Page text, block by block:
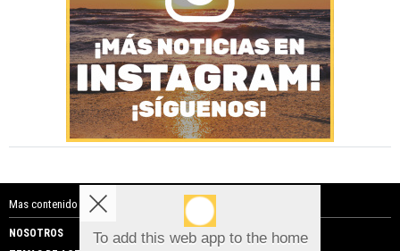
Mas contenido de Costa Blanca Noticias:
NOSOTROS
PUBLICIDAD
To add this web app to the home